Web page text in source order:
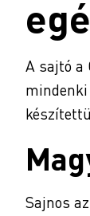
A sajtó a
Sajnos